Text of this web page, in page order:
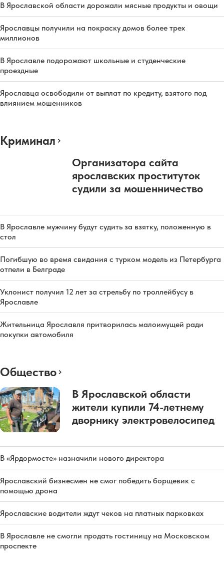
В Ярославской области дорожали мясные продукты и овощи
Ярославцы получили на покраску домов более трех
миллионов
В Ярославле подорожают школьные и студенческие
проездные
Ярославца освободили от выплат по кредиту, взятого под
влиянием мошенников
Криминал
Организатора сайта
ярославских проституток
судили за мошенничество
В Ярославле мужчину будут судить за взятку, положенную в
стол
Погибшую во время свидания с турком модель из Петербурга
отпели в Белграде
Уклонист получил 12 лет за стрельбу по троллейбусу в
Ярославле
Жительница Ярославля притворилась малоимущей ради
покупки автомобиля
Общество
В Ярославской области
жители купили 74-летнему
дворнику электровелосипед
В «Ярдормосте» назначили нового директора
Ярославский бизнесмен не смог победить борщевик с
помощью дрона
Ярославские водители ждут чеков на платных парковках
В Ярославле не смогли продать гостиницу на Московском
проспекте